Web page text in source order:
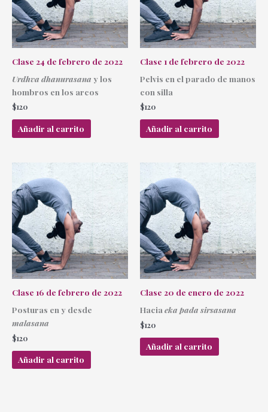
Clase 24 de febrero de 2022
Urdhva dhanurasana y los
hombros en los arcos
$120
Añadir al carrito
Clase 1 de febrero de 2022
Pelvis en el parado de manos
con silla
$120
Añadir al carrito
Clase 16 de febrero de 2022
Posturas en y desde
malasana
$120
Añadir al carrito
Clase 20 de enero de 2022
Hacia eka pada sirsasana
$120
Añadir al carrito